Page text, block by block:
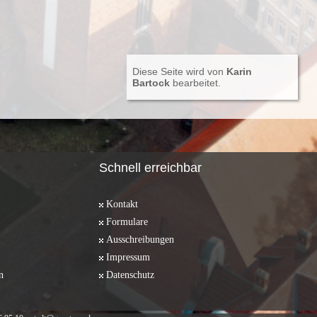
Diese Seite wird von Karin
Bartock bearbeitet.
Schnell erreichbar
Kontakt
Formulare
Ausschreibungen
Impressum
Datenschutz